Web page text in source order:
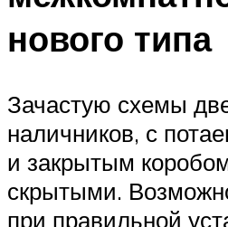
нового типа
Зачастую схемы
наличников, с
и закрытым
скрытыми.
при правильной